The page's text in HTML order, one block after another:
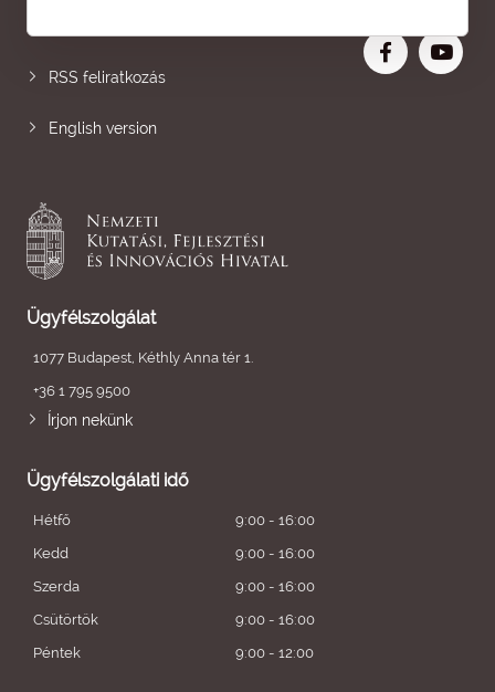
RSS feliratkozás
English version
Ügyfélszolgálat
1077 Budapest, Kéthly Anna tér 1.
+36 1 795 9500
Írjon nekünk
Ügyfélszolgálati idő
Hétfő
9:00 - 16:00
Kedd
9:00 - 16:00
Szerda
9:00 - 16:00
Csütörtök
9:00 - 16:00
Péntek
9:00 - 12:00